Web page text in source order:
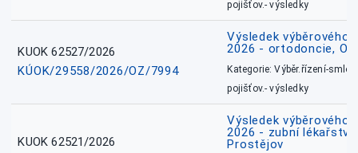
pojišťov.- výsledky
KUOK 62527/2026
KÚOK/29558/2026/OZ/7994
Výsledek výběrového
2026 - ortodoncie,
Kategorie: Výběr.řízení-
pojišťov.- výsledky
KUOK 62521/2026
Výsledek výběrového
2026 - zubní
Prostějov